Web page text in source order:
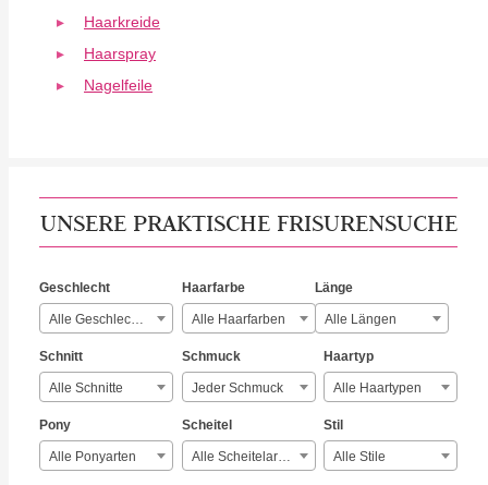
Haarkreide
Haarspray
Nagelfeile
UNSERE PRAKTISCHE FRISURENSUCHE
Geschlecht
Alle Geschlechter
Haarfarbe
Alle Haarfarben
Länge
Alle Längen
Schnitt
Alle Schnitte
Schmuck
Jeder Schmuck
Haartyp
Alle Haartypen
Pony
Alle Ponyarten
Scheitel
Alle Scheitelarten
Stil
Alle Stile